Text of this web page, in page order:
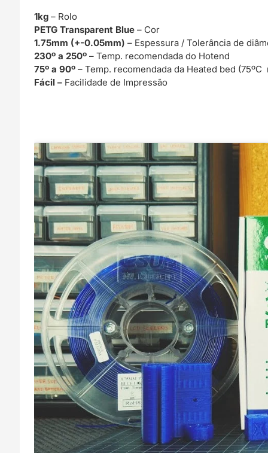
1kg – Rolo
PETG Transparent Blue– Cor
1.75mm (+-0.05mm)– Espessura / Tolerância de
230º a 250º– Temp. recomendada do Hotend
75º a 90º– Temp. recomendada da Heated bed
Fácil – Facilidade de Impressão